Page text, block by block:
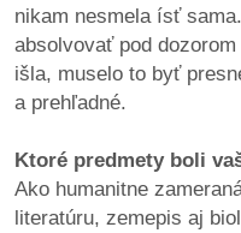
nikam nesmela ísť
absolvovať pod
išla, muselo to byť
a prehľadné.
Ktoré predmety boli
Ako humanitne
literatúru, zemepis aj